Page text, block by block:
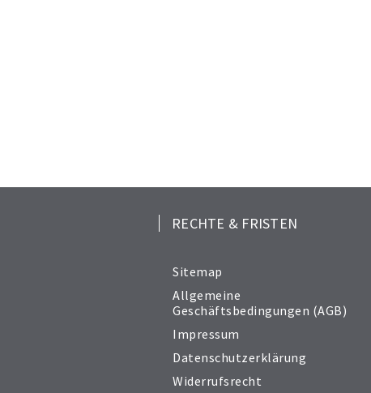
RECHTE & FRISTEN
Sitemap
Allgemeine
Geschäftsbedingungen (AGB)
Impressum
Datenschutzerklärung
Widerrufsrecht